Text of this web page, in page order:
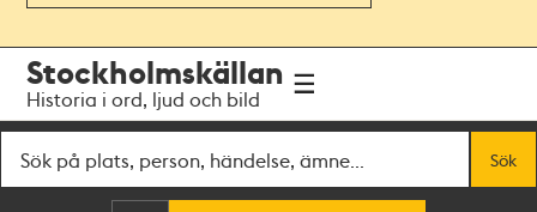
navigationen
huvudinnehållet
Stockholmskällan
Historia i ord, ljud och bild
Sök